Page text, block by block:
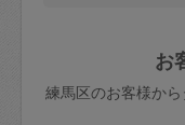
お
練馬区のお客様か